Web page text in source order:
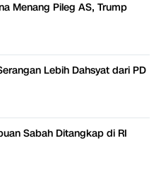
Menang Pileg AS, Trump
Lebih Dahsyat dari PD
Sabah Ditangkap di RI